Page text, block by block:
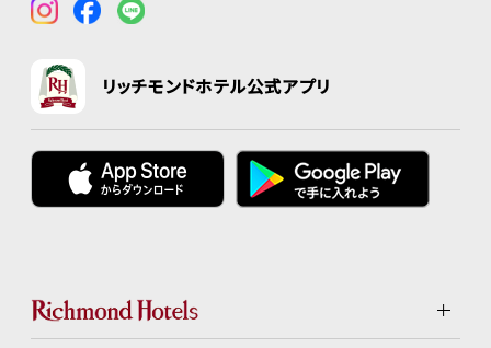
リッチモンドホテル公式アプリ